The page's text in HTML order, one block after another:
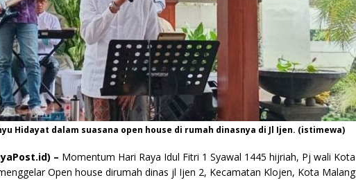
Hidayat dalam suasana open house di rumah dinasnya di Jl Ijen. (istimewa)
– Momentum Hari Raya Idul Fitri 1 Syawal 1445 hijriah, Pj wali Kota
Open house dirumah dinas jl Ijen 2, Kecamatan Klojen, Kota Malang